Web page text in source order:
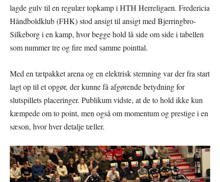
lagde gulv til en regulær topkamp i HTH Herreligaen. Fredericia
Håndboldklub (FHK) stod ansigt til ansigt med Bjerringbro-
Silkeborg i en kamp, hvor begge hold lå side om side i tabellen
som nummer tre og fire med samme pointtal.
Med en tætpakket arena og en elektrisk stemning var der fra start
lagt op til et opgør, der kunne få afgørende betydning for
slutspillets placeringer. Publikum vidste, at de to hold ikke kun
kæmpede om to point, men også om momentum og prestige i en
sæson, hvor hver detalje tæller.